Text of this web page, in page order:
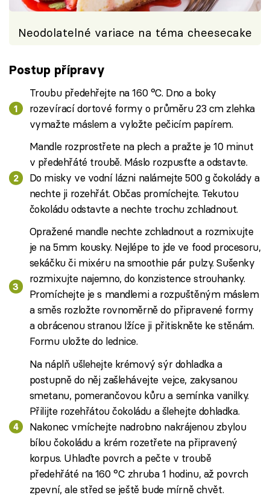
Neodolatelné variace na téma cheesecake
Postup přípravy
Troubu předehřejte na 160 °C. Dno a boky
rozevírací dortové formy o průměru 23 cm zlehka
vymažte máslem a vyložte pečicím papírem.
Mandle rozprostřete na plech a pražte je 10 minut
v předehřáté troubě. Máslo rozpusťte a odstavte.
Do misky ve vodní lázni nalámejte 500 g čokolády a
nechte ji rozehřát. Občas promíchejte. Tekutou
čokoládu odstavte a nechte trochu zchladnout.
Opražené mandle nechte zchladnout a rozmixujte
je na 5mm kousky. Nejlépe to jde ve food procesoru,
sekáčku či mixéru na smoothie pár pulzy. Sušenky
rozmixujte najemno, do konzistence strouhanky.
Promíchejte je s mandlemi a rozpuštěným máslem
a směs rozložte rovnoměrně do připravené formy
a obrácenou stranou lžíce ji přitiskněte ke stěnám.
Formu uložte do lednice.
Na náplň ušlehejte krémový sýr dohladka a
postupně do něj zašlehávejte vejce, zakysanou
smetanu, pomerančovou kůru a semínka vanilky.
Přilijte rozehřátou čokoládu a šlehejte dohladka.
Nakonec vmíchejte nadrobno nakrájenou zbylou
bílou čokoládu a krém rozetřete na připravený
korpus. Uhlaďte povrch a pečte v troubě
předehřáté na 160 °C zhruba 1 hodinu, až povrch
zpevní, ale střed se ještě bude mírně chvět.